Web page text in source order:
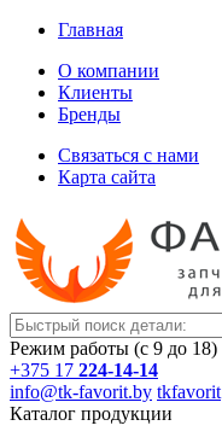
Главная
О компании
Клиенты
Бренды
Связаться с нами
Карта сайта
Режим работы (с 9 до 18)
+375 17 224-14-14
info@tk-favorit.by tkfavorit
Каталог продукции